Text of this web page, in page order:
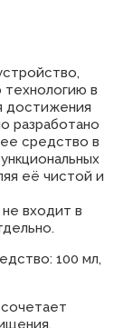
технологию в
достижения
разработано
средство в
её чистой и
входит в
100 мл,